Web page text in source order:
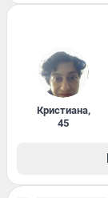
Кристиана,
45